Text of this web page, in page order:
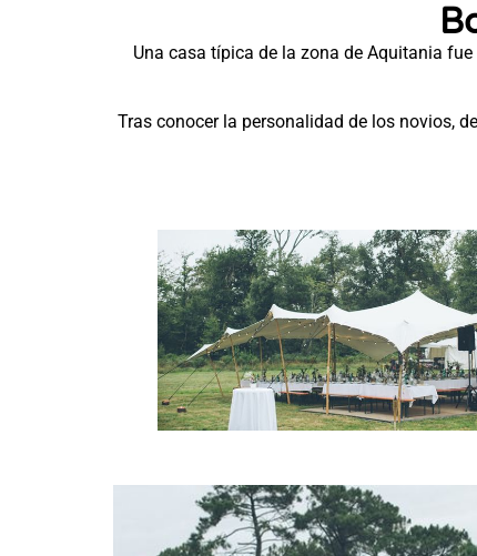
Una casa típica de la zona de Aquitania
Tras conocer la personalidad de los novios,